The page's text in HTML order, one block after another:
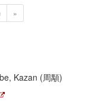
»
Kazan (周顒)